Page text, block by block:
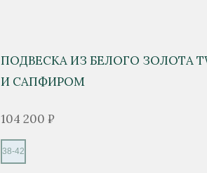
ПОДВЕСКА ИЗ БЕЛОГО ЗОЛОТА
И САПФИРОМ
104 200 ₽
38-42